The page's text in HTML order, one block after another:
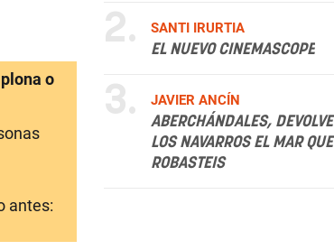
o
antes:
2.
SANTI IRURTIA
EL NUEVO CINEMASCOPE
3.
JAVIER ANCÍN
ABERCHÁNDALES,
LOS NAVARROS EL MAR
ROBASTEIS